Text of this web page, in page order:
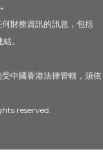
財務資訊的訊息，包括
。
中國香港法律管轄，須依
reserved.